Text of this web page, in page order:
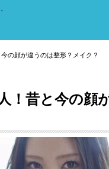
の顔が違うのは整形？メイク？
！昔と今の顔